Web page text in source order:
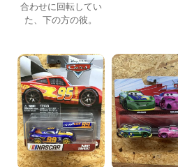
合わせに回転してい
た、下の方の彼。